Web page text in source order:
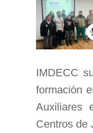
IMDECC
formación
Auxiliares
Centros de